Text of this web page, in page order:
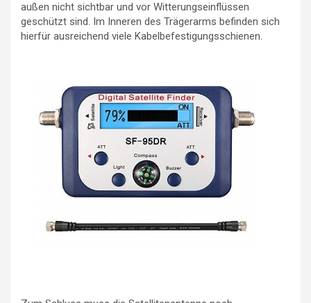
außen nicht sichtbar und vor Witterungseinflüssen
geschützt sind. Im Inneren des Trägerarms befinden sich
hierfür ausreichend viele Kabelbefestigungsschienen.